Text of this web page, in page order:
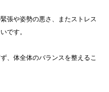
張や姿勢の悪さ、またストレス
です。
、体全体のバランスを整えるこ